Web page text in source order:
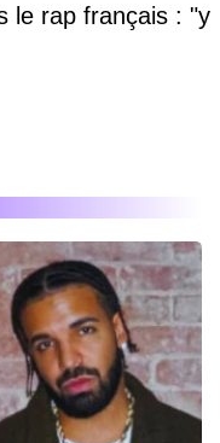
le rap français : "y